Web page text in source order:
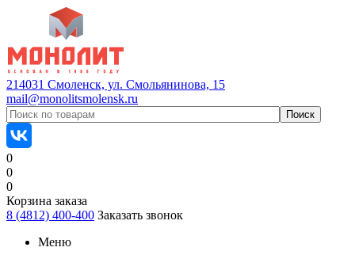
214031 Смоленск, ул. Смольянинова, 15
mail@monolitsmolensk.ru
0
0
0
Корзина заказа
8 (4812) 400-400 Заказать звонок
Меню